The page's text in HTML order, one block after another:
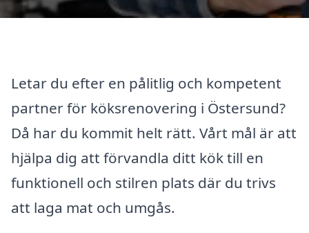
Letar du efter en pålitlig och kompetent
partner för köksrenovering i Östersund?
Då har du kommit helt rätt. Vårt mål är att
hjälpa dig att förvandla ditt kök till en
funktionell och stilren plats där du trivs
att laga mat och umgås.